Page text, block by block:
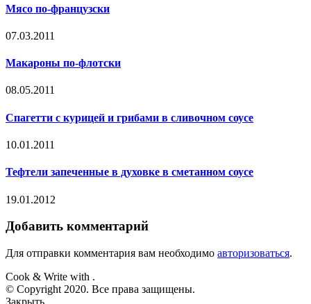
Мясо по-французски
07.03.2011
Макароны по-флотски
08.05.2011
Спагетти с курицей и грибами в сливочном соусе
10.01.2011
Тефтели запеченные в духовке в сметанном соусе
19.01.2012
Добавить комментарий
Для отправки комментария вам необходимо авторизоваться.
Cook & Write with .
© Copyright 2020. Все права защищены.
Закрыть